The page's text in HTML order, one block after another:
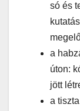
só és
a
úton:
jött
a